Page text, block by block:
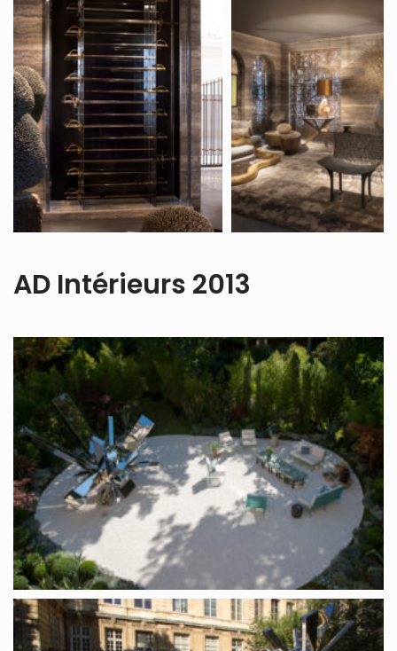
AD Intérieurs 2013